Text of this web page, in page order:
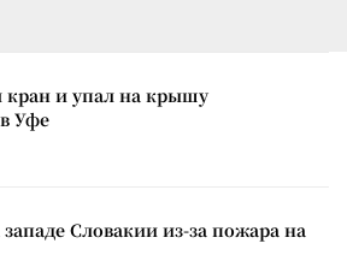
кран и упал на крышу
Уфе
Словакии из-за пожара на